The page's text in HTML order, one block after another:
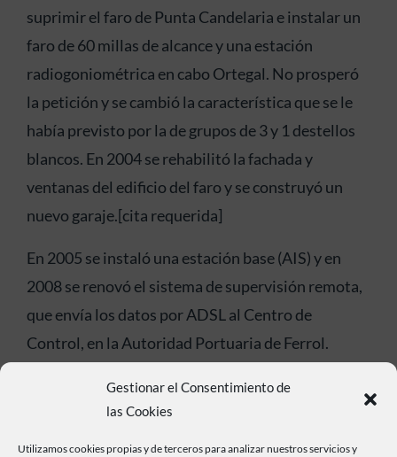
Gestionar el Consentimiento de
las Cookies
Utilizamos cookies propias y de terceros para analizar nuestros servicios y
suprimir el faro de Punta Candelaria e instalar un
faro de 60 millas de alcance y una estación
radiogoniométrica en cabo Ortegal. No prosperó
la petición y se cambió la característica que se le
había previsto por la de grupos de 3 y 1 destellos
blancos. En 2004 se rehabilitó la fachada y
ventanas del edificio del faro y se construyó un
nuevo garaje.[cita requerida]
En 2005 se instaló una estación base (AIS) y en
2008 se renovó el sistema de supervisión remota,
que envía los datos por ADSL al Centro de
Control, en la Autoridad Portuaria de Ferrol.